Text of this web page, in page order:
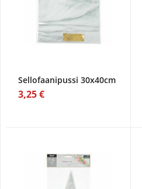
Sellofaanipussi 30x40cm
3,25 €